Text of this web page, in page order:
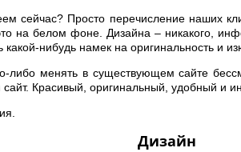
сейчас? Просто перечисление наших
на белом фоне. Дизайна – никакого,
какой-нибудь намек на оригинальность и
либо менять в существующем сайте
сайт. Красивый, оригинальный, удобный и
Дизайн